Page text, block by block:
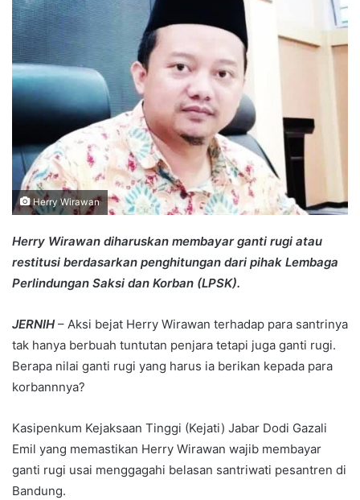
Herry Wirawan
Herry Wirawan diharuskan membayar ganti rugi atau
restitusi berdasarkan penghitungan dari pihak Lembaga
Perlindungan Saksi dan Korban (LPSK).
JERNIH – Aksi bejat Herry Wirawan terhadap para santrinya
tak hanya berbuah tuntutan penjara tetapi juga ganti rugi.
Berapa nilai ganti rugi yang harus ia berikan kepada para
korbannnya?
Kasipenkum Kejaksaan Tinggi (Kejati) Jabar Dodi Gazali
Emil yang memastikan Herry Wirawan wajib membayar
ganti rugi usai menggagahi belasan santriwati pesantren di
Bandung.